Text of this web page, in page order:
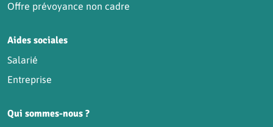
Offre prévoyance non cadre
Aides sociales
Salarié
Entreprise
Qui sommes-nous ?